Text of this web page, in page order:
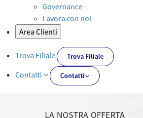
Governance
Lavora con noi
Area Clienti
Trova Filiale Trova Filiale
Contatti Contatti
LA NOSTRA OFFERTA